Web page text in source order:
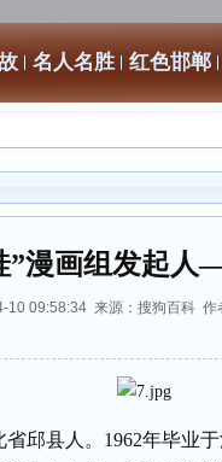
名人名胜 红色邯郸
”漫画组发起
10 09:58:34 来源：搜狗百科 作
邱县人。 1962年毕业